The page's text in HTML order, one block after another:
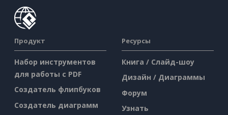
Продукт
Набор инструментов
для работы с PDF
Создатель флипбуков
Создатель диаграмм
Ресурсы
Книга / Слайд-шоу
Дизайн / Диаграммы
Форум
Узнать